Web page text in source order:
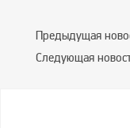
Предыдущая
Следующая